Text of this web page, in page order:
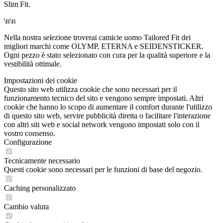
Slim Fit.
\n\n
Nella nostra selezione troverai camicie uomo Tailored Fit dei
migliori marchi come OLYMP, ETERNA e SEIDENSTICKER.
Ogni pezzo è stato selezionato con cura per la qualità superiore e la
vestibilità ottimale.
Impostazioni dei cookie
Questo sito web utilizza cookie che sono necessari per il
funzionamento tecnico del sito e vengono sempre impostati. Altri
cookie che hanno lo scopo di aumentare il comfort durante l'utilizzo
di questo sito web, servire pubblicità diretta o facilitare l'interazione
con altri siti web e social network vengono impostati solo con il
vostro consenso.
Configurazione
Tecnicamente necessario
Questi cookie sono necessari per le funzioni di base del negozio.
Caching personalizzato
Cambio valuta